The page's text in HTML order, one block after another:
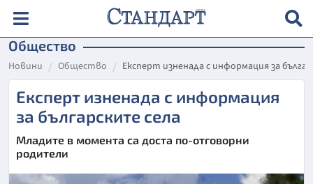
Общество
Новини Общество Експерт изненада с информация за
Експерт изненада с информация
за българските села
Младите в момента са доста по-отговорни
родители